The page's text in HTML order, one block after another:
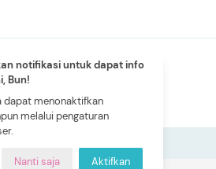
notifikasi untuk dapat info
Bun!
dapat menonaktifkan
melalui pengaturan
Nanti saja Aktifkan
NEW
CERITA BUNDA